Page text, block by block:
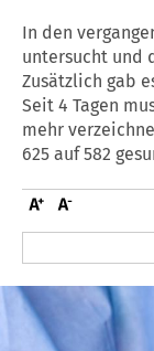
In den
untersucht und
Zusätzlich gab
Seit 4 Tagen
mehr
625 auf 582